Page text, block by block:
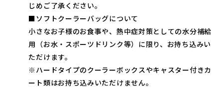
じめご了承ください。
■ソフトクーラーバッグについて
小さなお子様のお食事や、熱中症対策としての水分補給
用（お水・スポーツドリンク等）に限り、お持ち込みい
ただけます。
※ハードタイプのクーラーボックスやキャスター付きカ
ート類はお持ち込みいただけません。